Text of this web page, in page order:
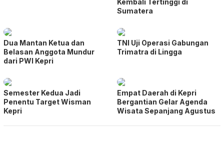
Kembali Tertinggi di
Sumatera
Dua Mantan Ketua dan
Belasan Anggota Mundur
dari PWI Kepri
TNI Uji Operasi Gabungan
Trimatra di Lingga
Semester Kedua Jadi
Penentu Target Wisman
Kepri
Empat Daerah di Kepri
Bergantian Gelar Agenda
Wisata Sepanjang Agustus